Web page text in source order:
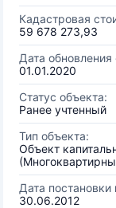
Кадастровая
59 678 273,93
Дата обновления
01.01.2020
Статус объекта:
Ранее учтенный
Тип объекта:
Объект
Дата постановки
30.06.2012